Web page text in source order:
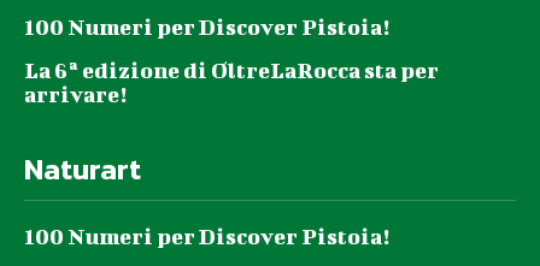
100 Numeri per Discover Pistoia!
La 6ª edizione di OltreLaRocca sta per
arrivare!
Naturart
100 Numeri per Discover Pistoia!